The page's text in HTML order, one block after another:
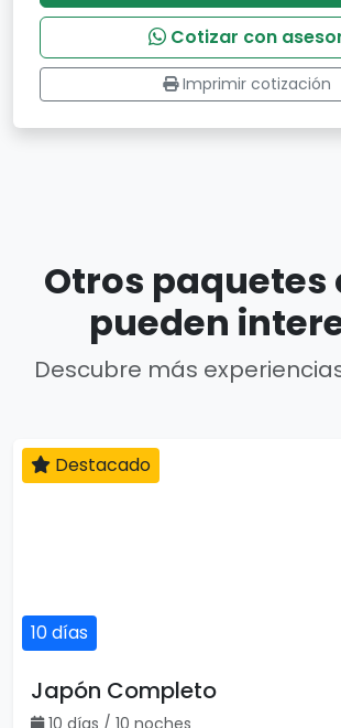
Cotizar con
Imprimir cotización
Otros paquetes
pueden
Descubre más
10 días
Destacado
Japón Completo
10 días / 10 noches